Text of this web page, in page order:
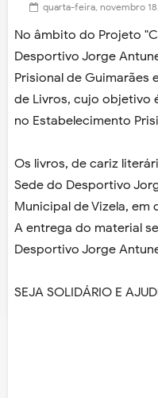
quarta-feira, novembro
No âmbito do Projeto
Desportivo Jorge
Prisional de Guimarães
de Livros, cujo objetivo
no Estabelecimento
Os livros, de cariz
Sede do Desportivo
Municipal de Vizela, em
A entrega do material
Desportivo Jorge
SEJA SOLIDÁRIO E